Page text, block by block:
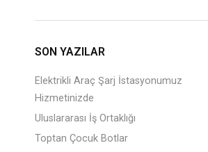
SON YAZILAR
Elektrikli Araç Şarj İstasyonumuz
Hizmetinizde
Uluslararası İş Ortaklığı
Toptan Çocuk Botlar